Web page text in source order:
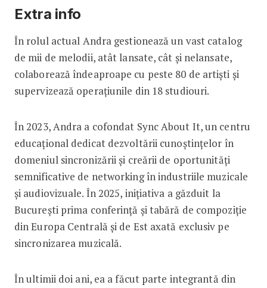
Extra info
În rolul actual Andra gestionează un vast catalog
de mii de melodii, atât lansate, cât și nelansate,
colaborează îndeaproape cu peste 80 de artiști și
supervizează operațiunile din 18 studiouri.
În 2023, Andra a cofondat Sync About It, un centru
educațional dedicat dezvoltării cunoștințelor în
domeniul sincronizării și creării de oportunități
semnificative de networking în industriile muzicale
și audiovizuale. În 2025, inițiativa a găzduit la
București prima conferință și tabără de compoziție
din Europa Centrală și de Est axată exclusiv pe
sincronizarea muzicală.
În ultimii doi ani, ea a făcut parte integrantă din